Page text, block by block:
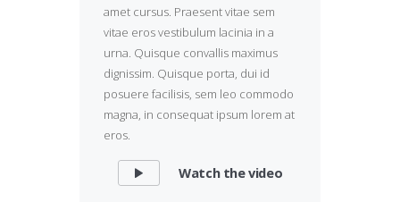
amet cursus. Praesent vitae sem
vitae eros vestibulum lacinia in a
urna. Quisque convallis maximus
dignissim. Quisque porta, dui id
posuere facilisis, sem leo commodo
magna, in consequat ipsum lorem at
eros.
Watch the video